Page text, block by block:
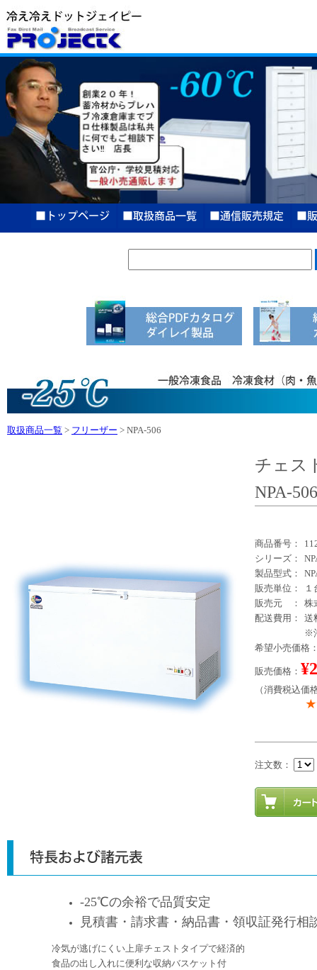
取扱商品一覧 > フリーザー > NPA-506
チェス
NPA-506
商品番号：
シリーズ：
製品型式：
販売単位：
１
販売元 ：
株
配送費用：
送
※
希望小売価格
販売価格：
（消費税込価
注文数：
-25℃の余裕で品質安定
見積書・請求書・納品書・領収証発行相
冷気が逃げにくい上扉チェストタイプで経済的
食品の出し入れに便利な収納バスケット付